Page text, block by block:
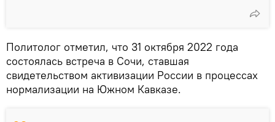
Политолог отметил, что 31 октября 2022 года
состоялась встреча в Сочи, ставшая
свидетельством активизации России в процессах
нормализации на Южном Кавказе.